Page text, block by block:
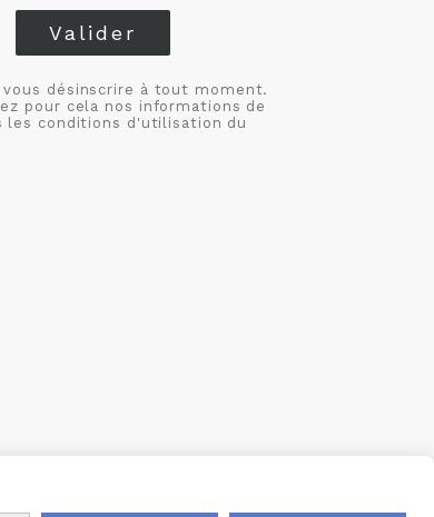
Valider
vous désinscrire à tout moment.
pour cela nos informations de
les conditions d'utilisation du